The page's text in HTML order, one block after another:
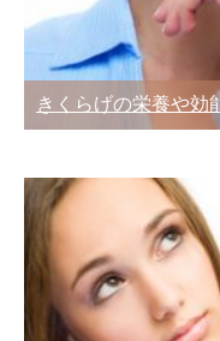
きくらげの栄養や効